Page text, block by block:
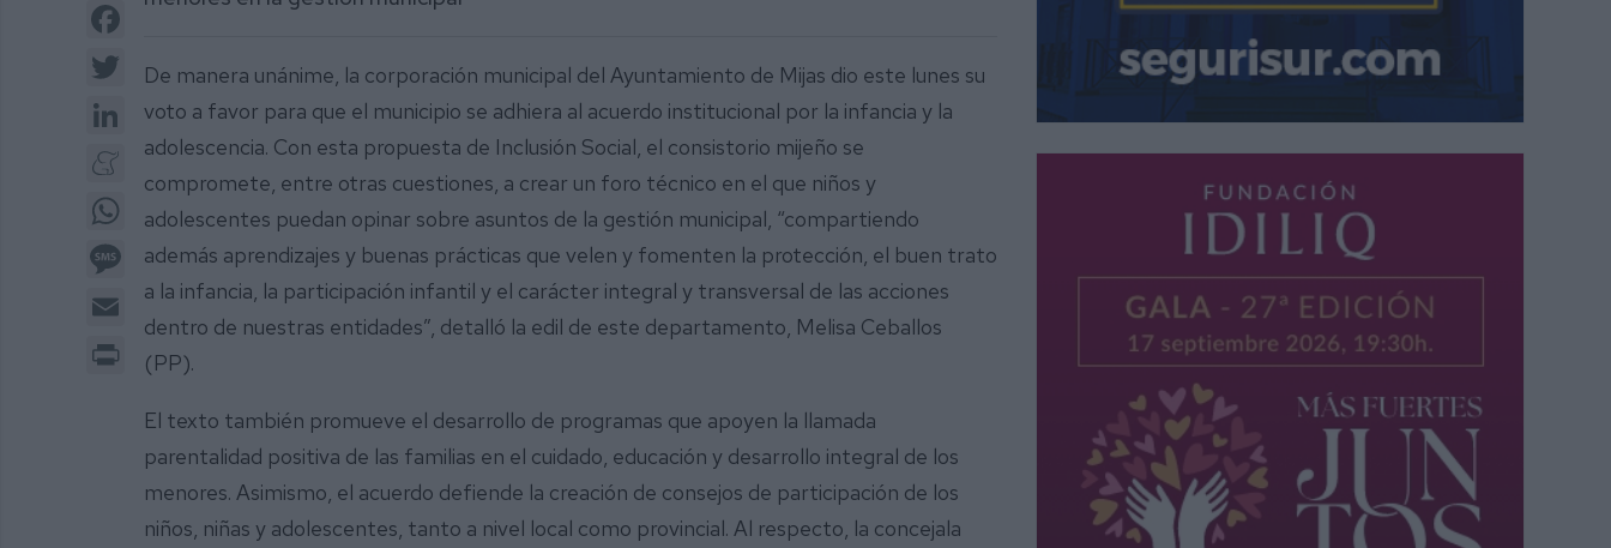
seconds
Facebook
LinkedIn
Meneame
WhatsApp
Message
Email
De manera unánime, la corporación municipal del Ayuntamiento de Mijas dio este lunes su
voto a favor para que el municipio se adhiera al acuerdo institucional por la infancia y la
adolescencia. Con esta propuesta de Inclusión Social, el consistorio mijeño se
compromete, entre otras cuestiones, a crear un foro técnico en el que niños y
adolescentes puedan opinar sobre asuntos de la gestión municipal, “compartiendo
además aprendizajes y buenas prácticas que velen y fomenten la protección, el buen trato
a la infancia, la participación infantil y el carácter integral y transversal de las acciones
dentro de nuestras entidades”, detalló la edil de este departamento, Melisa Ceballos
(PP).
El texto también promueve el desarrollo de programas que apoyen la llamada
parentalidad positiva de las familias en el cuidado, educación y desarrollo integral de los
menores. Asimismo, el acuerdo defiende la creación de consejos de participación de los
niños, niñas y adolescentes, tanto a nivel local como provincial. Al respecto, la concejala